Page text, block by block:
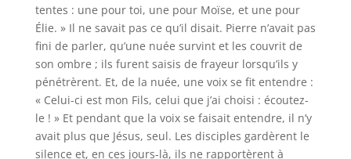
tentes : une pour toi, une pour Moïse, et une pour
Élie. » Il ne savait pas ce qu’il disait. Pierre n’avait pas
fini de parler, qu’une nuée survint et les couvrit de
son ombre ; ils furent saisis de frayeur lorsqu’ils y
pénétrèrent. Et, de la nuée, une voix se fit entendre :
« Celui-ci est mon Fils, celui que j’ai choisi : écoutez-
le ! » Et pendant que la voix se faisait entendre, il n’y
avait plus que Jésus, seul. Les disciples gardèrent le
silence et, en ces jours-là, ils ne rapportèrent à